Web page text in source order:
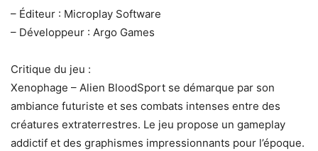
– Éditeur : Microplay Software
– Développeur : Argo Games
Critique du jeu :
Xenophage – Alien BloodSport se démarque par son
ambiance futuriste et ses combats intenses entre des
créatures extraterrestres. Le jeu propose un gameplay
addictif et des graphismes impressionnants pour l’époque.